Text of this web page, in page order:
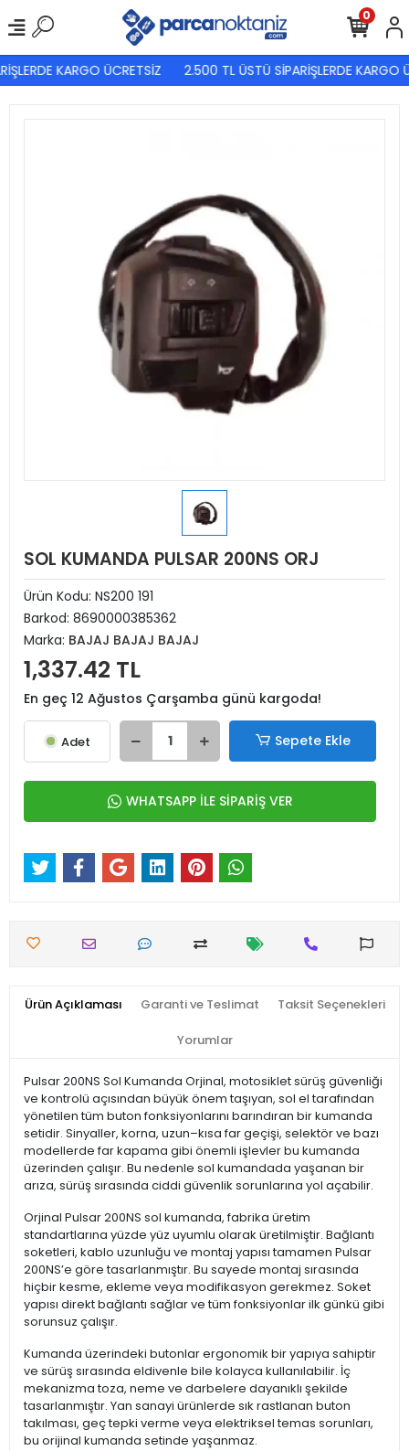
KARGO ÜCRETSİZ 2.500 TL ÜSTÜ SİPARİŞLERDE KARGO
0
SOL KUMANDA PULSAR 200NS ORJ
Ürün Kodu: NS200 191
Barkod: 8690000385362
Marka: BAJAJ BAJAJ BAJAJ
1,337.42 TL
En geç 12 Ağustos Çarşamba günü kargoda!
Adet Sepete Ekle
WHATSAPP İLE SİPARİŞ VER
Ürün Açıklaması Garanti ve Teslimat Taksit Seçenekleri
Yorumlar
Pulsar 200NS Sol Kumanda Orjinal, motosiklet sürüş güvenliği
ve kontrolü açısından büyük önem taşıyan, sol el tarafından
yönetilen tüm buton fonksiyonlarını barındıran bir kumanda
setidir. Sinyaller, korna, uzun–kısa far geçişi, selektör ve bazı
modellerde far kapama gibi önemli işlevler bu kumanda
üzerinden çalışır. Bu nedenle sol kumandada yaşanan bir
arıza, sürüş sırasında ciddi güvenlik sorunlarına yol açabilir.
Orjinal Pulsar 200NS sol kumanda, fabrika üretim
standartlarına yüzde yüz uyumlu olarak üretilmiştir. Bağlantı
soketleri, kablo uzunluğu ve montaj yapısı tamamen Pulsar
200NS’e göre tasarlanmıştır. Bu sayede montaj sırasında
hiçbir kesme, ekleme veya modifikasyon gerekmez. Soket
yapısı direkt bağlantı sağlar ve tüm fonksiyonlar ilk günkü gibi
sorunsuz çalışır.
Kumanda üzerindeki butonlar ergonomik bir yapıya sahiptir
ve sürüş sırasında eldivenle bile kolayca kullanılabilir. İç
mekanizma toza, neme ve darbelere dayanıklı şekilde
tasarlanmıştır. Yan sanayi ürünlerde sık rastlanan buton
takılması, geç tepki verme veya elektriksel temas sorunları,
bu orijinal kumanda setinde yaşanmaz.